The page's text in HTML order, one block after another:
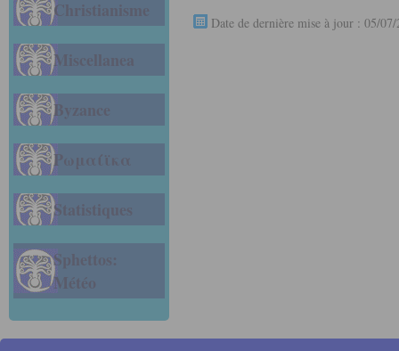
Christianisme
Miscellanea
Byzance
Ρωμαίϊκα
Statistiques
Sphettos:
Météo
Date de dernière mise à jour : 05/